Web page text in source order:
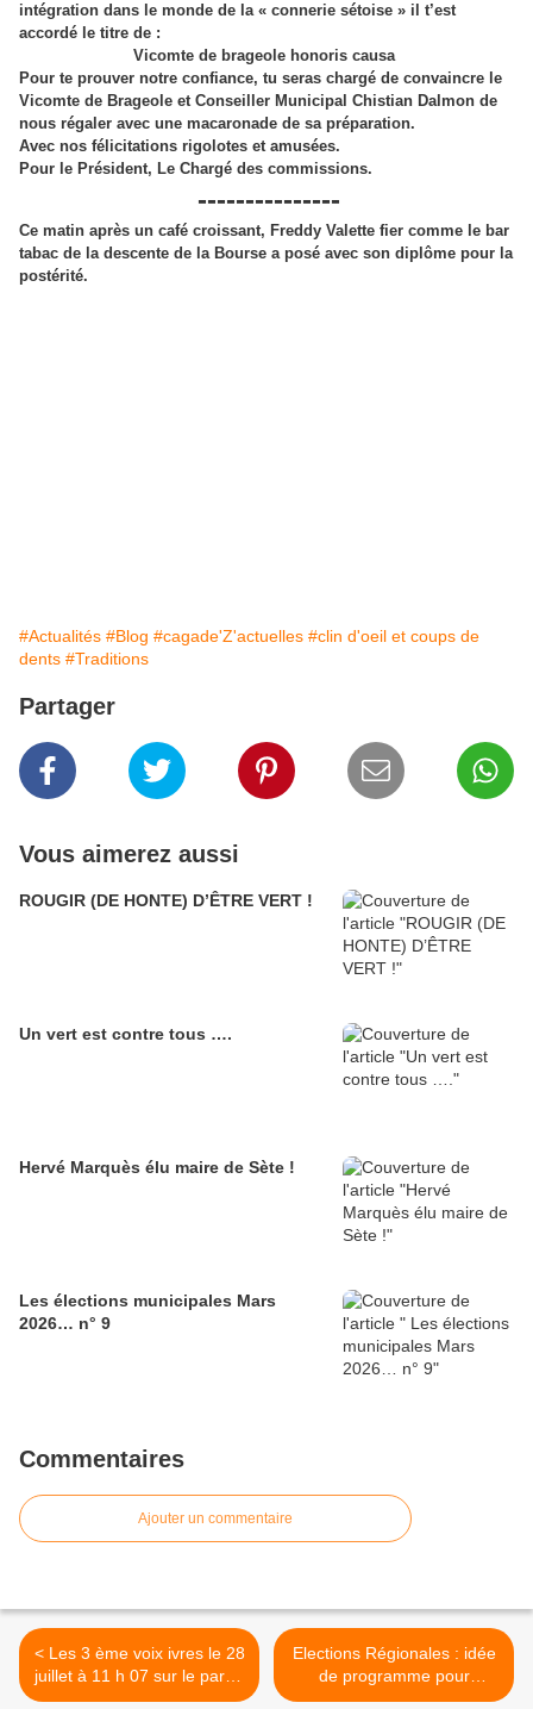
intégration dans le monde de la « connerie sétoise » il t’est
accordé le titre de :
Vicomte de brageole honoris causa
Pour te prouver notre confiance, tu seras chargé de convaincre le
Vicomte de Brageole et Conseiller Municipal Chistian Dalmon de
nous régaler avec une macaronade de sa préparation.
Avec nos félicitations rigolotes et amusées.
Pour le Président, Le Chargé des commissions.
---------------
Ce matin après un café croissant, Freddy Valette fier comme le bar
tabac de la descente de la Bourse a posé avec son diplôme pour la
postérité.
#Actualités #Blog #cagade'Z'actuelles #clin d'oeil et coups de
dents #Traditions
Partager
Vous aimerez aussi
ROUGIR (DE HONTE) D’ÊTRE VERT !
Un vert est contre tous ….
Hervé Marquès élu maire de Sète !
Les élections municipales Mars
2026… n° 9
Commentaires
Ajouter un commentaire
< Les 3 ème voix ivres le 28
juillet à 11 h 07 sur le parvis
des halles des Sète
Elections Régionales : idée
de programme pour
récupérer les bulletins de